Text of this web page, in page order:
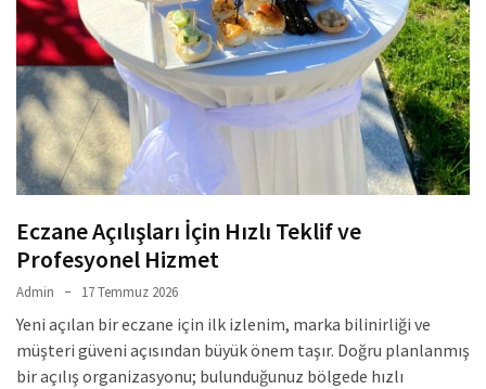
Eczane Açılışları İçin Hızlı Teklif ve
Profesyonel Hizmet
Admin 17 Temmuz 2026
Yeni açılan bir eczane için ilk izlenim, marka bilinirliği ve
müşteri güveni açısından büyük önem taşır. Doğru planlanmış
bir açılış organizasyonu; bulunduğunuz bölgede hızlı